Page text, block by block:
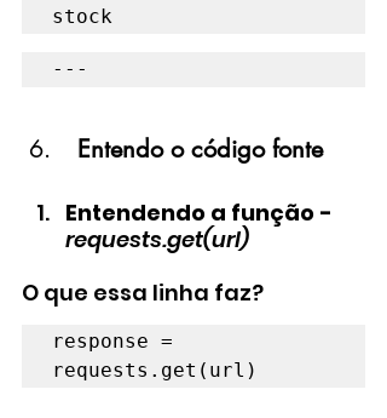
stock
---
Entendo o código fonte
Entendendo a função -
requests.get(url)
O que essa linha faz?
response =
requests.get(url)